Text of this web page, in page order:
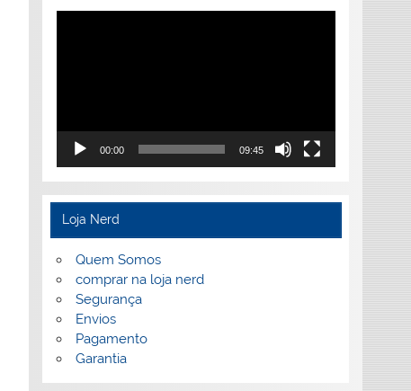
Tocador
00:00 09:45
Loja Nerd
Quem Somos
comprar na loja nerd
Segurança
Envios
Pagamento
Garantia